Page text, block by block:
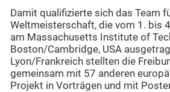
Damit qualifizierte sich das Team
Weltmeisterschaft, die vom 1. bis
am Massachusetts Institute of
Boston/Cambridge, USA
Lyon/Frankreich stellten die
gemeinsam mit 57 anderen
Projekt in Vorträgen und mit